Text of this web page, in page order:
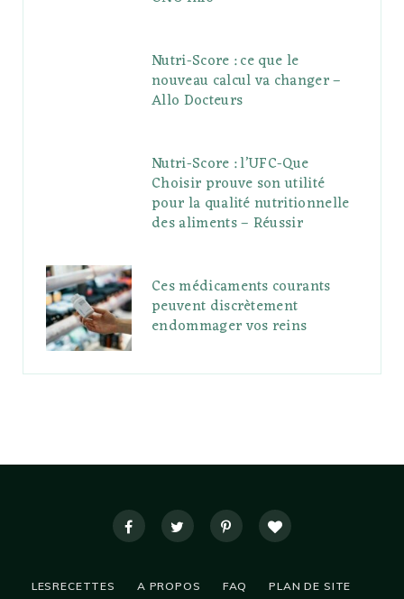
Nutri-Score : ce que le
nouveau calcul va changer –
Allo Docteurs
Nutri-Score : l’UFC-Que
Choisir prouve son utilité
pour la qualité nutritionnelle
des aliments – Réussir
Ces médicaments courants
peuvent discrètement
endommager vos reins
LESRECETTES A PROPOS FAQ PLAN DE SITE